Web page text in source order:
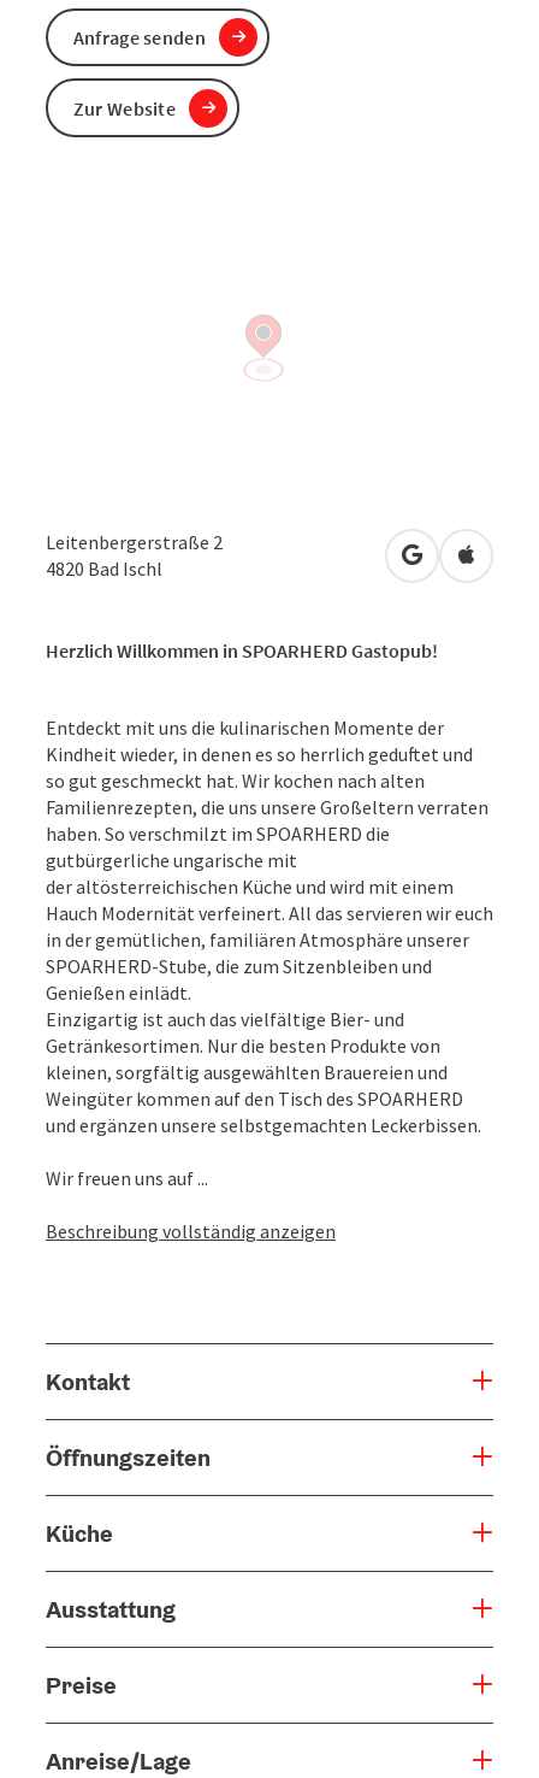
Leitenbergerstraße 2
4820 Bad Ischl in Google
in
Herzlich Willkommen in SPOARHERD Gastopub!
Entdeckt mit uns die kulinarischen Momente der
Kindheit wieder, in denen es so herrlich geduftet und
so gut geschmeckt hat. Wir kochen nach alten
Familienrezepten, die uns unsere Großeltern verraten
haben. So verschmilzt im SPOARHERD die
gutbürgerliche ungarische mit
der altösterreichischen Küche und wird mit einem
Hauch Modernität verfeinert. All das servieren wir euch
in der gemütlichen, familiären Atmosphäre unserer
SPOARHERD-Stube, die zum Sitzenbleiben und
Genießen einlädt.
Einzigartig ist auch das vielfältige Bier- und
Getränkesortimen. Nur die besten Produkte von
kleinen, sorgfältig ausgewählten Brauereien und
Weingüter kommen auf den Tisch des SPOARHERD
und ergänzen unsere selbstgemachten Leckerbissen.
Wir freuen uns auf ...
Beschreibung vollständig anzeigen
Kontakt
Öffnungszeiten
Küche
Ausstattung
Preise
Anreise/Lage
Anfrage senden
Zur Website